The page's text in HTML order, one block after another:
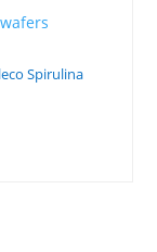
Spirulina